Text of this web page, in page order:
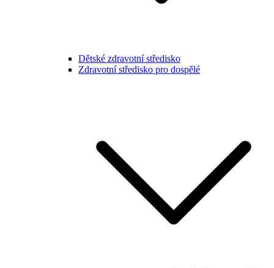
Dětské zdravotní středisko
Zdravotní středisko pro dospělé